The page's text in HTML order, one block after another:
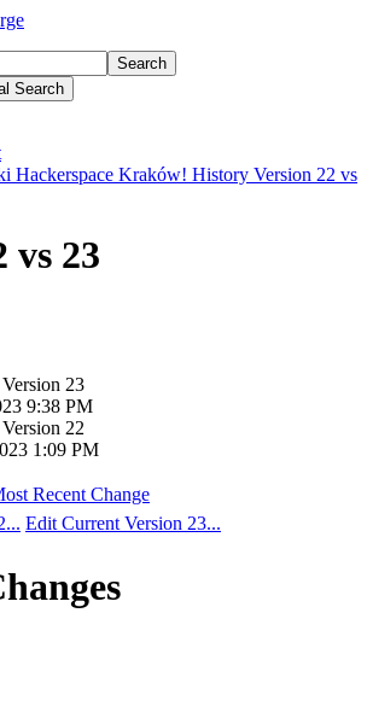
Search
Search
Hackerspace Kraków! History Version 22 vs
vs 23
23
9:38 PM
22
1:09 PM
Recent Change
Edit Current Version 23...